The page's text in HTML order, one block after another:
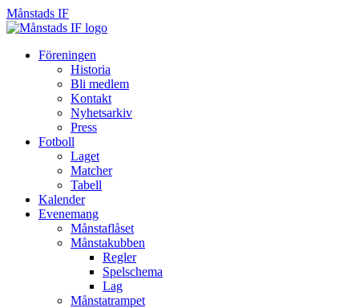
Månstads IF
Månstads
HoppaFöreningen
Historia
Bli medlem
Kontakt
Nyhetsarkiv
Press
Fotboll
Laget
Matcher
Tabell
Kalender
Evenemang
Månstaflåset
Månstakubben
Regler
Spelschema
Lag
Månstatrampet